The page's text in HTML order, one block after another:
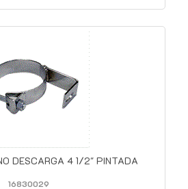
DESCARGA 4 1/2" PINTADA
16830029